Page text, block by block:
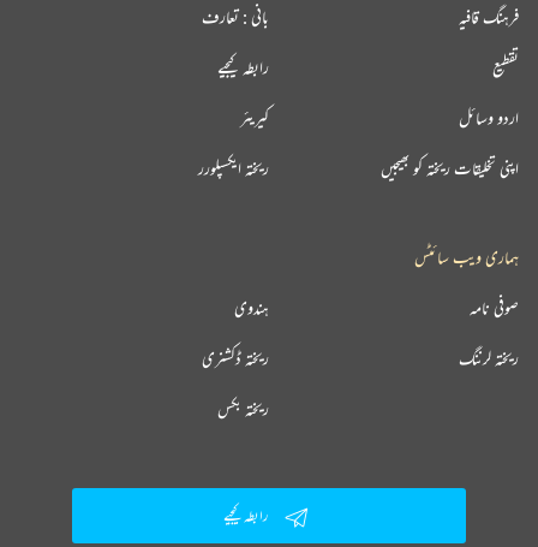
فرہنگ قافیہ
تقطیع
اردو وسائل
اپنی تخلیقات ریختہ کو بھیجیں
بانی : تعارف
رابطہ کیجیے
کیریئر
ریختہ ایکسپلورر
ہماری ویب سائٹس
ہندوی صوفی نامہ
ریختہ ڈکشنری ریختہ لرننگ
ریختہ بکس
رابطہ کیجیے